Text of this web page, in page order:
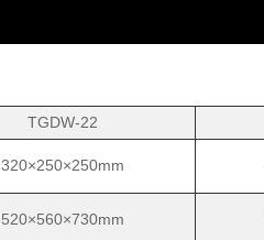
TGDW-22
320×250×250mm
520×560×730mm